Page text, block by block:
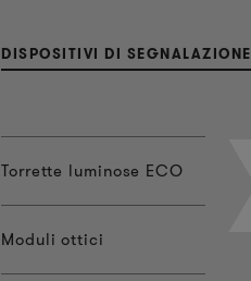
DISPOSITIVI DI SEGNALAZIONE
Torrette luminose ECO
Moduli ottici